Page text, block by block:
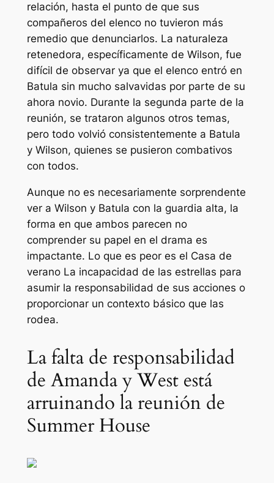
relación, hasta el punto de que sus
compañeros del elenco no tuvieron más
remedio que denunciarlos. La naturaleza
retenedora, específicamente de Wilson, fue
difícil de observar ya que el elenco entró en
Batula sin mucho salvavidas por parte de su
ahora novio. Durante la segunda parte de la
reunión, se trataron algunos otros temas,
pero todo volvió consistentemente a Batula
y Wilson, quienes se pusieron combativos
con todos.
Aunque no es necesariamente sorprendente
ver a Wilson y Batula con la guardia alta, la
forma en que ambos parecen no
comprender su papel en el drama es
impactante. Lo que es peor es el Casa de
verano La incapacidad de las estrellas para
asumir la responsabilidad de sus acciones o
proporcionar un contexto básico que las
rodea.
La falta de responsabilidad
de Amanda y West está
arruinando la reunión de
Summer House